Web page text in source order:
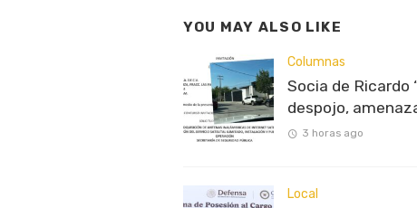
YOU MAY ALSO LIKE
Columnas
Socia de Ricardo
despojo,
3 horas ago
Local